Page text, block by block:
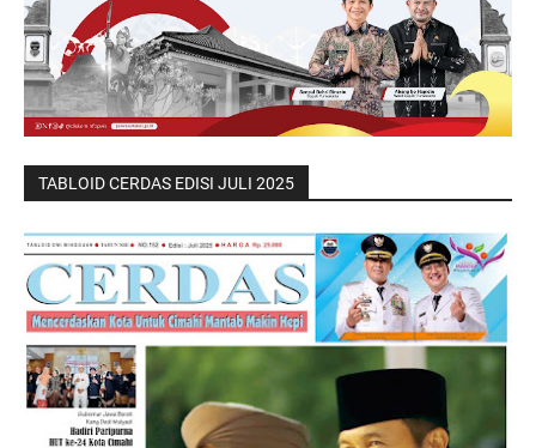
TABLOID CERDAS EDISI JULI 2025